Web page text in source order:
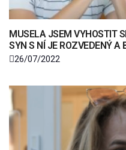
MUSELA JSEM VYHOSTIT
SYN S NÍ JE ROZVEDENÝ A
26/07/2022